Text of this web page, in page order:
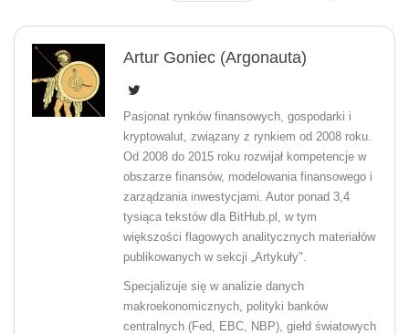
Artur Goniec (Argonauta)
Pasjonat rynków finansowych, gospodarki i
kryptowalut, związany z rynkiem od 2008 roku.
Od 2008 do 2015 roku rozwijał kompetencje w
obszarze finansów, modelowania finansowego i
zarządzania inwestycjami. Autor ponad 3,4
tysiąca tekstów dla BitHub.pl, w tym
większości flagowych analitycznych materiałów
publikowanych w sekcji „Artykuły".
Specjalizuje się w analizie danych
makroekonomicznych, polityki banków
centralnych (Fed, EBC, NBP), giełd światowych